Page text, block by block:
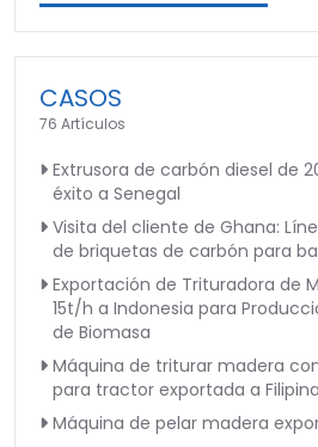
CASOS
76 Artículos
Extrusora de carbón diesel de
éxito a Senegal
Visita del cliente de Ghana:
de briquetas de carbón para
Exportación de Trituradora de
15t/h a Indonesia para
de Biomasa
Máquina de triturar madera
para tractor exportada a
Máquina de pelar madera